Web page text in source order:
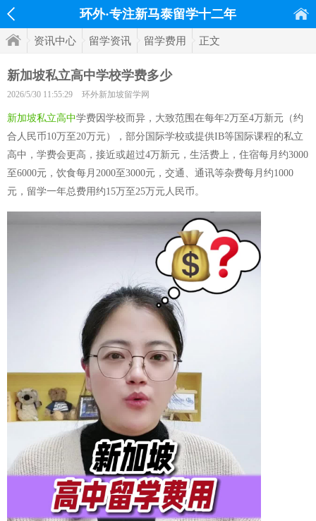
环外·专注新马泰留学十二年
资讯中心 留学资讯 留学费用 正文
新加坡私立高中学校学费多少
2026/5/30 11:55:29 环外新加坡留学网
新加坡私立高中学费因学校而异，大致范围在每年2万至4万新元（约
合人民币10万至20万元），部分国际学校或提供IB等国际课程的私立
高中，学费会更高，接近或超过4万新元，生活费上，住宿每月约3000
至6000元，饮食每月2000至3000元，交通、通讯等杂费每月约1000
元，留学一年总费用约15万至25万元人民币。